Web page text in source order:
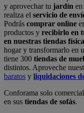
y aprovechar tu jardín
realiza el servicio de
Podrás comprar online
productos y recibirlo en
en nuestras tiendas
hogar y transformarlo en
tiene 300 tiendas de
distintos. Aproveche
baratos y liquidaciones
Conforama solo
en sus tiendas de sofás.